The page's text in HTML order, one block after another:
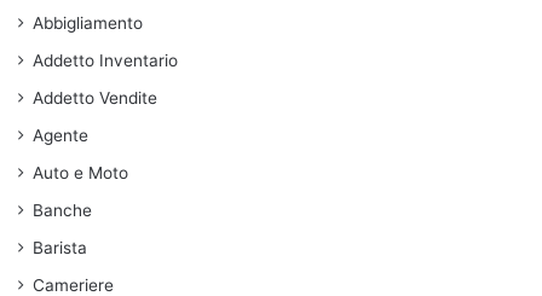
Abbigliamento
Addetto Inventario
Addetto Vendite
Agente
Auto e Moto
Banche
Barista
Cameriere